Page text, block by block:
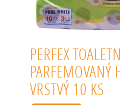
PERFEX
VRSTVÝ 10 KS